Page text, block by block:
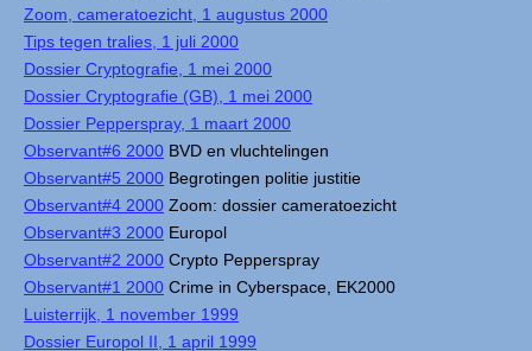
Zoom, cameratoezicht, 1 augustus 2000
Tips tegen tralies, 1 juli 2000
Dossier Cryptografie, 1 mei 2000
Dossier Cryptografie (GB), 1 mei 2000
Dossier Pepperspray, 1 maart 2000
Observant#6 2000 BVD en vluchtelingen
Observant#5 2000 Begrotingen politie justitie
Observant#4 2000 Zoom: dossier cameratoezicht
Observant#3 2000 Europol
Observant#2 2000 Crypto Pepperspray
Observant#1 2000 Crime in Cyberspace, EK2000
Luisterrijk, 1 november 1999
Dossier Europol II, 1 april 1999